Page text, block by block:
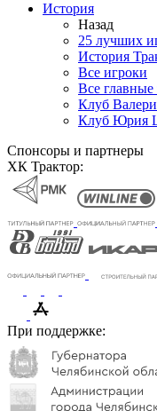
История
Назад
25 лучших
История
Все игроки
Все
Клуб
Клуб Юрия
Спонсоры и партнеры
ХК Трактор:
При поддержке: